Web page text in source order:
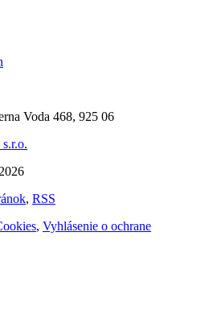
Voda 468, 925 06
, RSS
, Vyhlásenie o ochrane